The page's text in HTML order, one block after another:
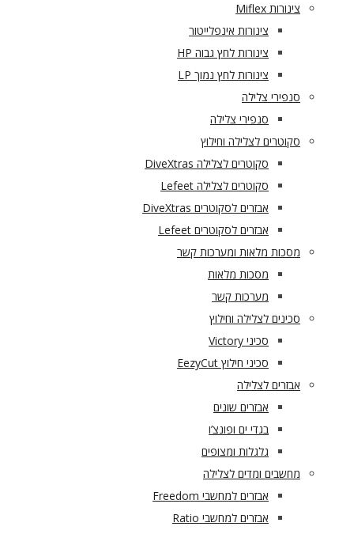
צינורות Miflex
צינורות אינפלייטור
צינורות לחץ גבוה HP
צינורות לחץ נמוך LP
סנפירי צלילה
סנפירי צלילה
סקוטרים לצלילה וחילוץ
סקוטרים לצלילה DiveXtras
סקוטרים לצלילה Lefeet
אבזרים לסקוטרים DiveXtras
אבזרים לסקוטרים Lefeet
מסכות מלאות ומערכות קשר
מסכות מלאות
מערכות קשר
סכינים לצלילה וחילוץ
סכיני Victory
סכיני חילוץ EezyCut
אבזרים לצלילה
אבזרים שונים
בגדי ים ופונצ’ו
גלגלות ומצופים
מחשבים ומדים לצלילה
אבזרים למחשבי Freedom
אבזרים למחשבי Ratio